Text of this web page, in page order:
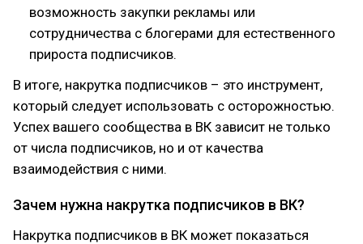
возможность закупки рекламы или
сотрудничества с блогерами для естественного
прироста подписчиков.
В итоге, накрутка подписчиков – это инструмент,
который следует использовать с осторожностью.
Успех вашего сообщества в ВК зависит не только
от числа подписчиков, но и от качества
взаимодействия с ними.
Зачем нужна накрутка подписчиков в ВК?
Накрутка подписчиков в ВК может показаться